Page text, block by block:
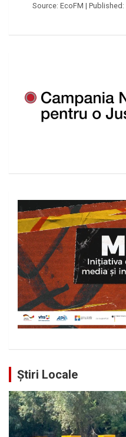
Source: EcoFM | Published:
Știri Locale